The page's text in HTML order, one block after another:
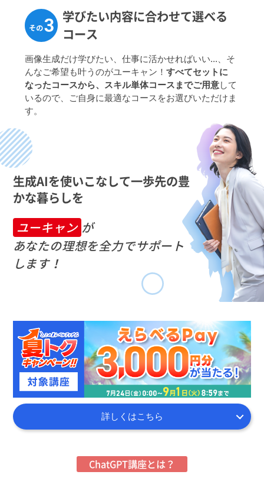
学びたい内容に合わせて選べる
コース
画像生成だけ学びたい、仕事に活かせればいい...、そ
んなご希望も叶うのがユーキャン！ すべてセットに
なったコースから、スキル単体コースまでご用意して
いるので、ご自身に最適なコースをお選びいただけま
す。
生成AIを使いこなして一歩先の豊
かな暮らしを
ユーキャン が
あなたの理想を全力でサポート
します！
詳しくはこちら
ChatGPT講座とは？